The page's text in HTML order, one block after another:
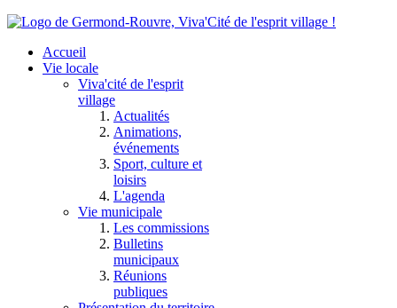
Accueil
Vie locale
Viva'cité de l'esprit
village
Actualités
Animations,
événements
Sport, culture et
loisirs
L'agenda
Vie municipale
Les commissions
Bulletins
municipaux
Réunions
publiques